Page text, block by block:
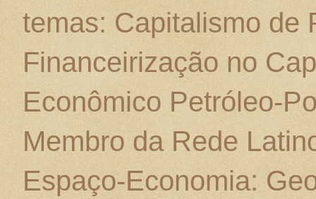
temas: Capitalismo de
Financeirização no
Econômico Petróleo-
Membro da Rede
Espaço-Economia: